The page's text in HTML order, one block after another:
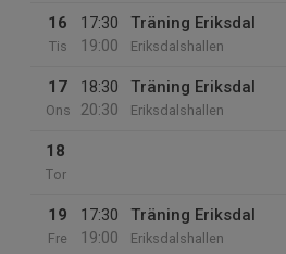
16
Tis
17:30
19:00
Träning Eriksdal
Eriksdalshallen
17
Ons
18:30
20:30
Träning Eriksdal
Eriksdalshallen
18
Tor
19
Fre
17:30
19:00
Träning Eriksdal
Eriksdalshallen